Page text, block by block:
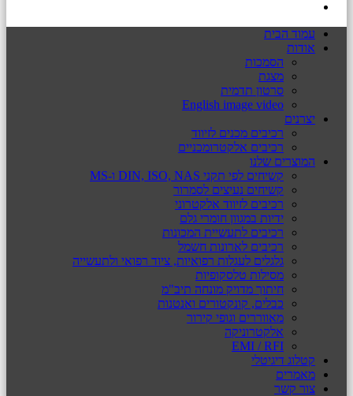
עמוד הבית
אודות
הסמכות
מצגת
סרטון תדמית
English image video
יצרנים
רכיבים מכנים לזיווד
רכיבים אלקטרומכניים
המוצרים שלנו
קשיחים לפי תקני DIN, ISO, NAS ו-MS
קשיחים נעיצים לסמרור
רכיבים לזיווד אלקטרוני
ידיות במגוון חומרי גלם
רכיבים לתעשיית המכונות
רכיבים לארונות חשמל
גלגלים לעגלות רפואיות, ציוד רפואי ולתעשייה
מסילות טלסקופיות
חיתוך מדויק מונחה תיב"מ
כבלים, קונקטורים ואנטנות
מאווררים וגופי קירור
אלקטרוניקה
EMI / RFI
קטלוג דיגיטלי
מאמרים
צור קשר